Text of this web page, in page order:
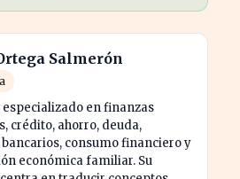
Salmerón
en finanzas
crédito, ahorro, deuda,
consumo financiero y
económica familiar. Su